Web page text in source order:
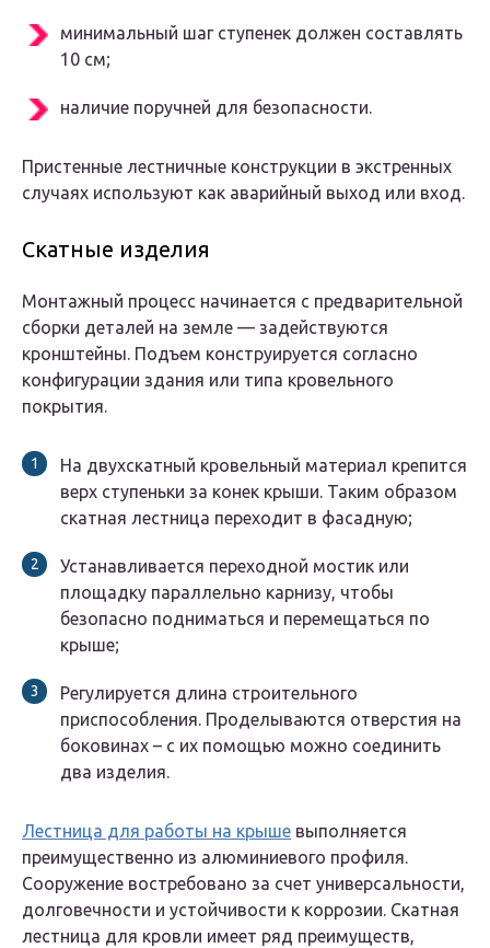
минимальный шаг ступенек должен составлять
10 см;
наличие поручней для безопасности.
Пристенные лестничные конструкции в экстренных
случаях используют как аварийный выход или вход.
Скатные изделия
Монтажный процесс начинается с предварительной
сборки деталей на земле — задействуются
кронштейны. Подъем конструируется согласно
конфигурации здания или типа кровельного
покрытия.
На двухскатный кровельный материал крепится
верх ступеньки за конек крыши. Таким образом
скатная лестница переходит в фасадную;
Устанавливается переходной мостик или
площадку параллельно карнизу, чтобы
безопасно подниматься и перемещаться по
крыше;
Регулируется длина строительного
приспособления. Проделываются отверстия на
боковинах – с их помощью можно соединить
два изделия.
Лестница для работы на крыше выполняется
преимущественно из алюминиевого профиля.
Сооружение востребовано за счет универсальности,
долговечности и устойчивости к коррозии. Скатная
лестница для кровли имеет ряд преимуществ,